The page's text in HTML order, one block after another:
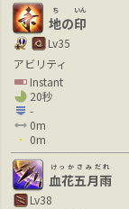
地
ち
の印
いん
Lv35
アビリティ
Instant
20秒
-
0m
0m
血花五月雨
けっかさみだれ
Lv38